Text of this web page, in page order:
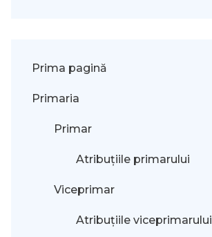
Prima pagină
Primaria
Primar
Atribuțiile primarului
Viceprimar
Atribuțiile viceprimarului